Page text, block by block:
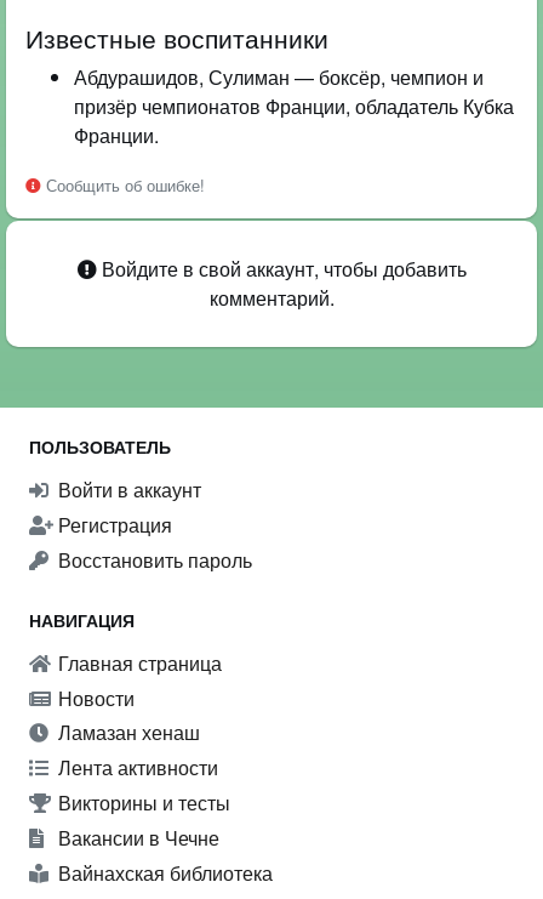
Известные воспитанники
Абдурашидов, Сулиман — боксёр, чемпион и
призёр чемпионатов Франции, обладатель Кубка
Франции.
Сообщить об ошибке!
Войдите в свой аккаунт, чтобы добавить
комментарий.
ПОЛЬЗОВАТЕЛЬ
Войти в аккаунт
Регистрация
Восстановить пароль
НАВИГАЦИЯ
Главная страница
Новости
Ламазан хенаш
Лента активности
Викторины и тесты
Вакансии в Чечне
Вайнахская библиотека